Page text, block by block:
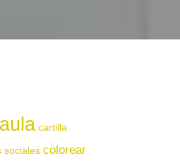
aula cartilla
sociales colorear